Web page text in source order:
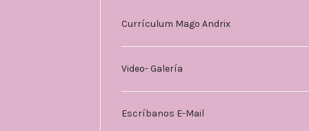
Currículum Mago Andrix
Video- Galería
Escríbanos E-Mail